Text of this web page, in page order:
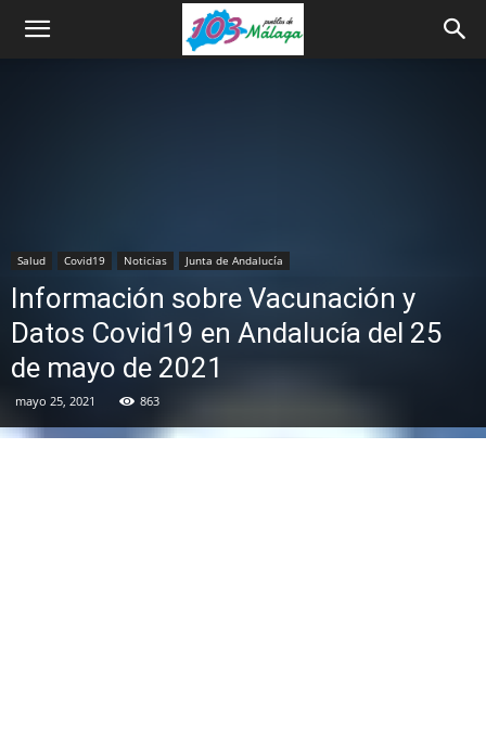
Salud Covid19 Noticias Junta de Andalucía
Información sobre Vacunación y
Datos Covid19 en Andalucía del 25
de mayo de 2021
mayo 25, 2021 863